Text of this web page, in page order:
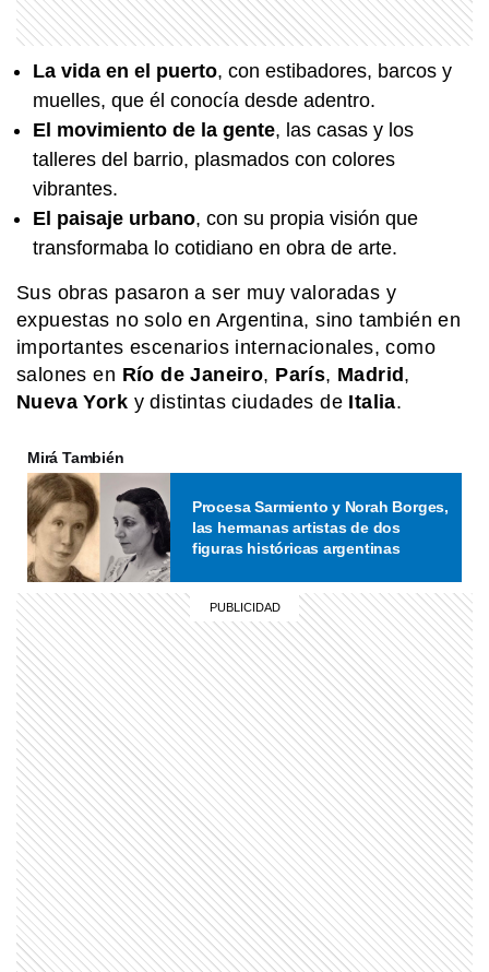
La vida en el puerto, con estibadores, barcos y
muelles, que él conocía desde adentro.
El movimiento de la gente, las casas y los
talleres del barrio, plasmados con colores
vibrantes.
El paisaje urbano, con su propia visión que
transformaba lo cotidiano en obra de arte.
Sus obras pasaron a ser muy valoradas y
expuestas no solo en Argentina, sino también en
importantes escenarios internacionales, como
salones en Río de Janeiro, París, Madrid ,
Nueva York y distintas ciudades de Italia.
Mirá También
Procesa Sarmiento y Norah Borges,
las hermanas artistas de dos
figuras históricas argentinas
MI PAIS
24 de junio: ¿Por qué es uno de los
días más "argentinos" que existe?
MI PAIS
La Revolución de Mayo, explicada
para chicos
MI PAIS
entre Fangio y Sabato
MI PAIS
Conocé el nombre completo de
Manuel Belgrano
Estela: el pueblo ferroviario
bonaerense que quedó en silencio
EL MUNDO
Pez disco: el pequeño animal del
Amazonas que parece pintado a
mano